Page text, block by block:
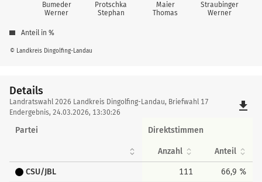
Bumeder
Werner
Protschka
Stephan
Maier
Thomas
Straubinger
Werner
© Landkreis Dingolfing-Landau
Anteil in %
Details
Details
Landratswahl 2026 Landkreis Dingolfing-Landau, Briefwahl 17
Endergebnis, 24.03.2026, 13:30:26
file_download
Partei Direktstimmen
Anzahl Anteil
CSU/JBL 111 66,9 %